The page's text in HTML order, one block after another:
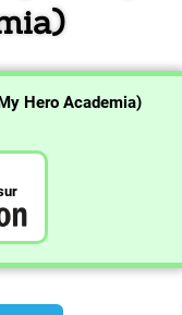
Hero Academia)